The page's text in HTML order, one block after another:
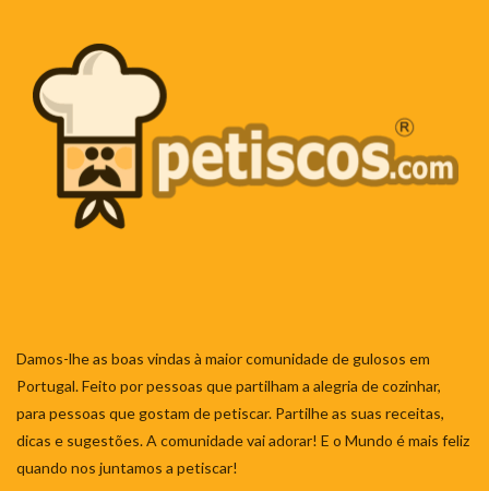
Damos-lhe as boas vindas à maior comunidade de gulosos em
Portugal. Feito por pessoas que partilham a alegria de cozinhar,
para pessoas que gostam de petiscar. Partilhe as suas receitas,
dicas e sugestões. A comunidade vai adorar! E o Mundo é mais feliz
quando nos juntamos a petiscar!